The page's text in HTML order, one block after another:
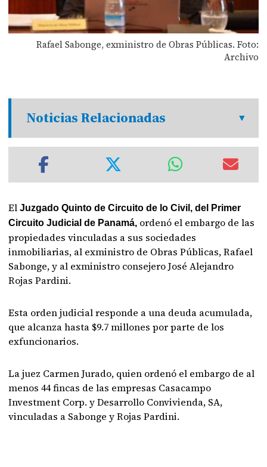
Rafael Sabonge, exministro de Obras Públicas. Foto:
Archivo
Noticias Relacionadas
ElJuzgado Quinto de Circuito de lo Civil, del Primer
Circuito Judicial de Panamá, ordenó el embargo de las
propiedades vinculadas a sus sociedades
inmobiliarias, al exministro de Obras Públicas, Rafael
Sabonge, y al exministro consejero José Alejandro
Rojas Pardini.
Esta orden judicial responde a una deuda acumulada,
que alcanza hasta $9.7 millones por parte de los
exfuncionarios.
La juez Carmen Jurado, quien ordenó el embargo de al
menos 44 fincas de las empresas Casacampo
Investment Corp. y Desarrollo Convivienda, SA,
vinculadas a Sabonge y Rojas Pardini.